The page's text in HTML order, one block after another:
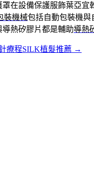
罩在設備保護服飾葉亞宜
裝機械包括自動包裝機與
熱矽膠片都是輔助導熱
療程SILK植髮推薦 →